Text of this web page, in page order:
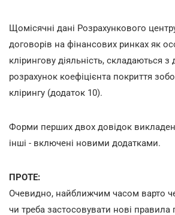
Щомісячні дані Розрахункового
договорів на фінансових ринках як
клірингову діяльність, складаються з
розрахунок коефіцієнта покриття
клірингу (додаток 10).
Форми перших двох довідок
інші - включені новими додатками.
ПРОТЕ:
Очевидно, найближчим часом варто
чи треба застосовувати нові правила